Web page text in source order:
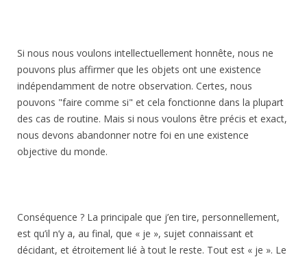
Si nous nous voulons intellectuellement honnête, nous ne
pouvons plus affirmer que les objets ont une existence
indépendamment de notre observation. Certes, nous
pouvons "faire comme si" et cela fonctionne dans la plupart
des cas de routine. Mais si nous voulons être précis et exact,
nous devons abandonner notre foi en une existence
objective du monde.
Conséquence ? La principale que j’en tire, personnellement,
est qu’il n’y a, au final, que « je », sujet connaissant et
décidant, et étroitement lié à tout le reste. Tout est « je ». Le